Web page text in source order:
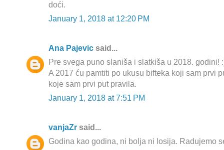
doći.
January 1, 2018 at 12:20 PM
Ana Pajevic said...
Pre svega puno slaniša i slatkiša u 2018. godini!
A 2017 ću pamtiti po ukusu bifteka koji sam prvi
koje sam prvi put pravila.
January 1, 2018 at 7:51 PM
vanjaZr said...
Godina kao godina, ni bolja ni losija. Radujemo